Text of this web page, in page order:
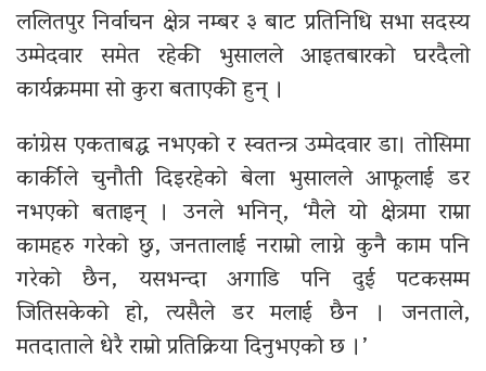
ललितपुर निर्वाचन क्षेत्र नम्बर ३ बाट प्रतिनिधि सभा सदस्य
उम्मेदवार समेत रहेकी भुसालले आइतबारको घरदैलो
कार्यक्रममा सो कुरा बताएकी हुन् ।
कांग्रेस एकताबद्ध नभएको र स्वतन्त्र उम्मेदवार डा। तोसिमा
कार्कीले चुनौती दिइरहेको बेला भुसालले आफूलाई डर
नभएको बताइन् । उनले भनिन्, ‘मैले यो क्षेत्रमा राम्रा
कामहरु गरेको छु, जनतालाई नराम्रो लाग्ने कुनै काम पनि
गरेको छैन, यसभन्दा अगाडि पनि दुई पटकसम्म
जितिसकेको हो, त्यसैले डर मलाई छैन । जनताले,
मतदाताले धेरै राम्रो प्रतिक्रिया दिनुभएको छ ।’